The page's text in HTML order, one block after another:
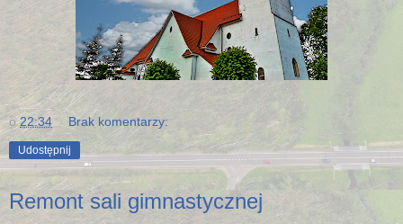
o22:34 Brak komentarzy:
Udostępnij
Remont sali gimnastycznej